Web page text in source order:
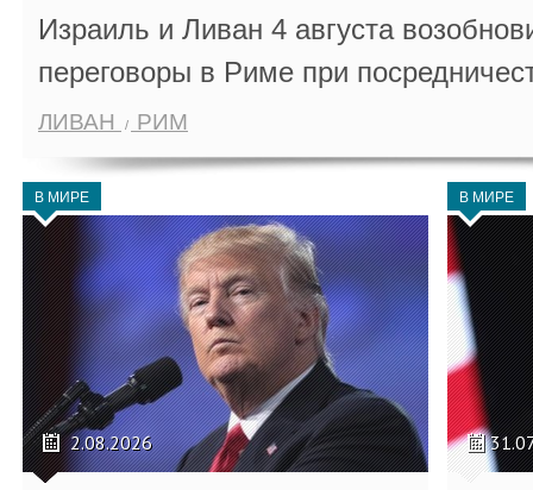
Израиль и Ливан 4 августа
переговоры в Риме при
ЛИВАН РИМ
В МИРЕ
2.08.2026
В МИРЕ